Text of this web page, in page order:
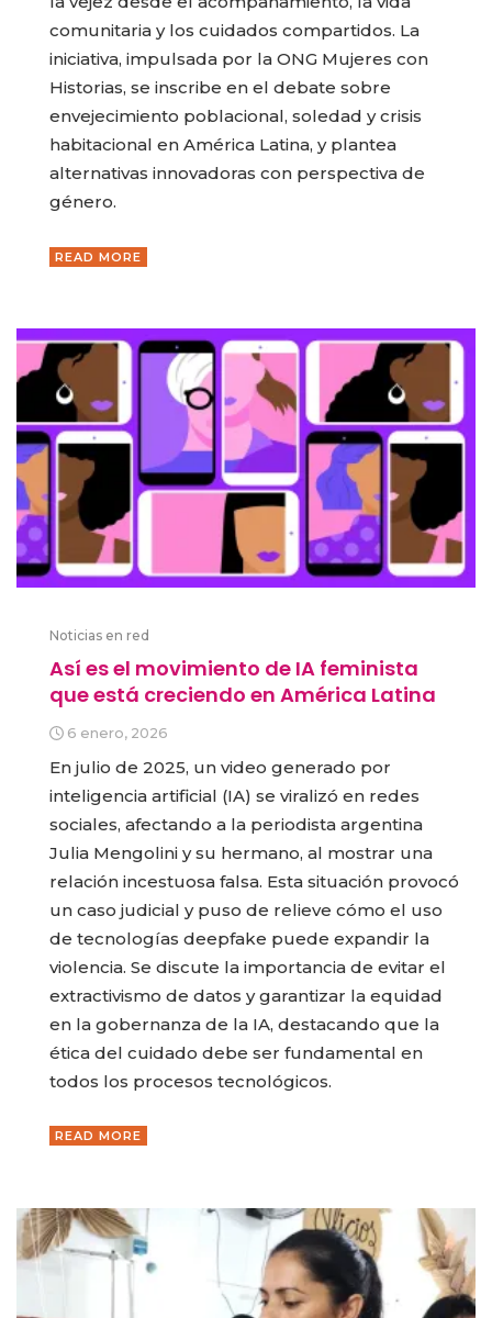
comunitaria y los cuidados compartidos. La
iniciativa, impulsada por la ONG Mujeres con
Historias, se inscribe en el debate sobre
envejecimiento poblacional, soledad y crisis
habitacional en América Latina, y plantea
alternativas innovadoras con perspectiva de
género.
READ MORE
Noticias en red
Así es el movimiento de IA feminista
que está creciendo en América Latina
6 enero, 2026
En julio de 2025, un video generado por
inteligencia artificial (IA) se viralizó en redes
sociales, afectando a la periodista argentina
Julia Mengolini y su hermano, al mostrar una
relación incestuosa falsa. Esta situación provocó
un caso judicial y puso de relieve cómo el uso
de tecnologías deepfake puede expandir la
violencia. Se discute la importancia de evitar el
extractivismo de datos y garantizar la equidad
en la gobernanza de la IA, destacando que la
ética del cuidado debe ser fundamental en
todos los procesos tecnológicos.
READ MORE